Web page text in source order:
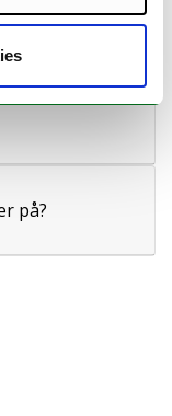
på?